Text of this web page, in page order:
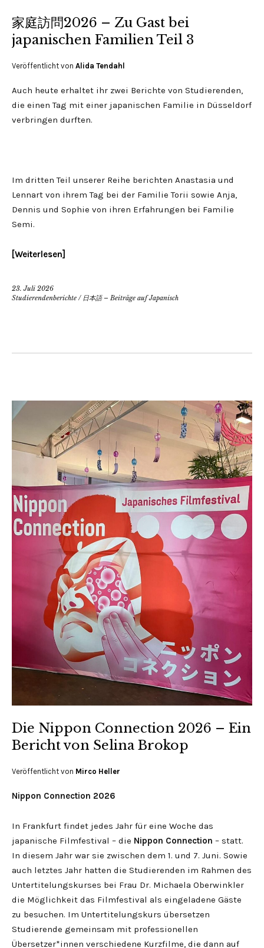
家庭訪問2026 – Zu Gast bei
japanischen Familien Teil 3
Veröffentlicht von Alida Tendahl
Auch heute erhaltet ihr zwei Berichte von Studierenden,
die einen Tag mit einer japanischen Familie in Düsseldorf
verbringen durften.
Im dritten Teil unserer Reihe berichten Anastasia und
Lennart von ihrem Tag bei der Familie Torii sowie Anja,
Dennis und Sophie von ihren Erfahrungen bei Familie
Semi.
Weiterlesen
23. Juli 2026
Studierendenberichte / 日本語 – Beiträge auf Japanisch
Die Nippon Connection 2026 – Ein
Bericht von Selina Brokop
Veröffentlicht von Mirco Heller
Nippon Connection 2026
In Frankfurt findet jedes Jahr für eine Woche das
japanische Filmfestival – die Nippon Connection – statt.
In diesem Jahr war sie zwischen dem 1. und 7. Juni. Sowie
auch letztes Jahr hatten die Studierenden im Rahmen des
Untertitelungskurses bei Frau Dr. Michaela Oberwinkler
die Möglichkeit das Filmfestival als eingeladene Gäste
zu besuchen. Im Untertitelungskurs übersetzen
Studierende gemeinsam mit professionellen
Übersetzer*innen verschiedene Kurzfilme, die dann auf